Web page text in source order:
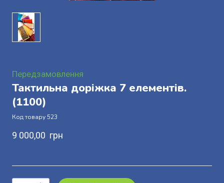
Передзамовлення
Тактильна доріжка 7 елементів.
(1100)
Код товару 523
9 000,00  грн